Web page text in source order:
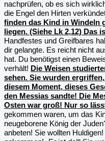
nachprüfen, ob es sich
die Engel den Hirten
finden das Kind in Windeln
liegen. (Siehe Lk 2,12) Das
Handfestes und Greifbares
dir gelangte. Es reicht nicht
hat. Du benötigst einen
verhält! Die Weisen
sehen. Sie wurden
diesem Moment, dieses
den Messias sandte! Die
Osten war groß! Nur so
gekommen waren, um das
neugeborene König der
anbeten! Sie wollten